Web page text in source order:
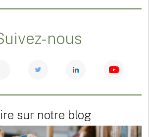
nous
sur notre blog